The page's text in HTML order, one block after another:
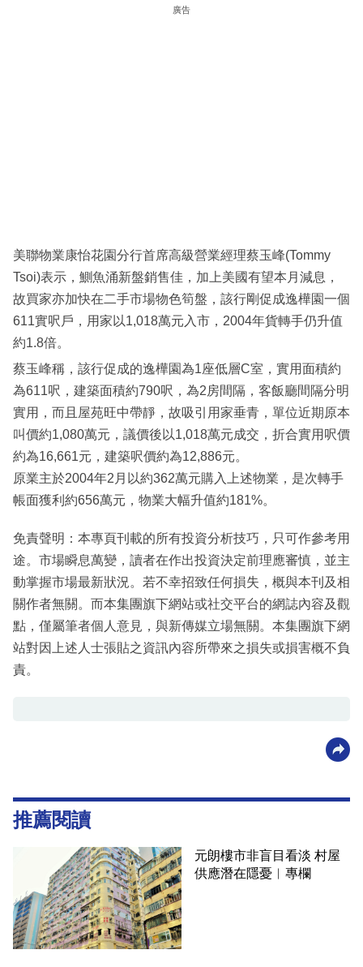
廣告
美聯物業康怡花園分行首席高級營業經理蔡玉峰(Tommy
Tsoi)表示，鰂魚涌新盤銷售佳，加上美國有望本月減息，
故買家亦加快在二手市場物色筍盤，該行剛促成逸樺園一個
611實呎戶，用家以1,018萬元入市，2004年貨轉手仍升值
約1.8倍。
蔡玉峰稱，該行促成的逸樺園為1座低層C室，實用面積約
為611呎，建築面積約790呎，為2房間隔，客飯廳間隔分明
實用，而且屋苑旺中帶靜，故吸引用家垂青，單位近期原本
叫價約1,080萬元，議價後以1,018萬元成交，折合實用呎價
約為16,661元，建築呎價約為12,886元。
原業主於2004年2月以約362萬元購入上述物業，是次轉手
帳面獲利約656萬元，物業大幅升值約181%。
免責聲明：本專頁刊載的所有投資分析技巧，只可作參考用
途。市場瞬息萬變，讀者在作出投資決定前理應審慎，並主
動掌握市場最新狀況。若不幸招致任何損失，概與本刊及相
關作者無關。而本集團旗下網站或社交平台的網誌內容及觀
點，僅屬筆者個人意見，與新傳媒立場無關。本集團旗下網
站對因上述人士張貼之資訊內容所帶來之損失或損害概不負
責。
推薦閱讀
元朗樓市非盲目看淡 村屋
供應潛在隱憂︳專欄